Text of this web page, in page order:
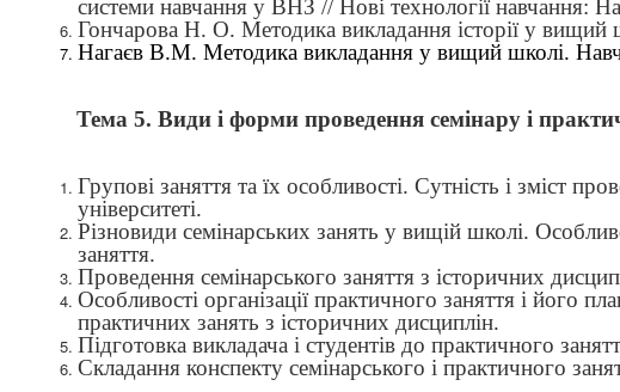
системи навчання у ВНЗ // Нові технології навчання:
Гончарова Н. О. Методика викладання історії у вищий
Нагаєв В.М. Методика викладання у вищий школі.
Тема 5. Види і форми проведення семінару і
Групові заняття та їх особливості. Сутність і зміст
університеті.
Різновиди семінарських занять у вищій школі.
заняття.
Проведення семінарського заняття з історичних
Особливості організації практичного заняття і його
практичних занять з історичних дисциплін.
Підготовка викладача і студентів до практичного
Складання конспекту семінарського і практичного